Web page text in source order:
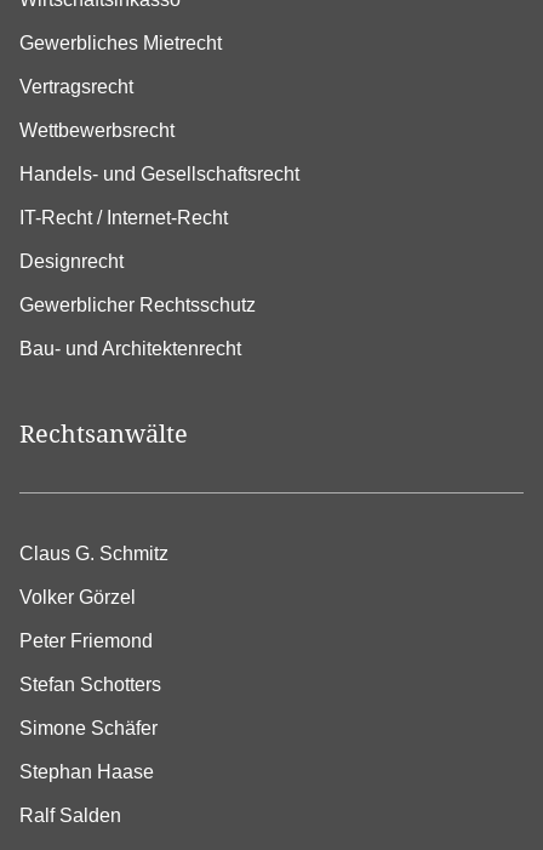
Gewerbliches Mietrecht
Vertragsrecht
Wettbewerbsrecht
Handels- und Gesellschaftsrecht
IT-Recht / Internet-Recht
Designrecht
Gewerblicher Rechtsschutz
Bau- und Architektenrecht
Rechtsanwälte
Claus G. Schmitz
Volker Görzel
Peter Friemond
Stefan Schotters
Simone Schäfer
Stephan Haase
Ralf Salden